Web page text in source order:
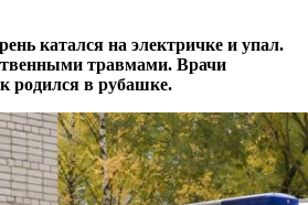
катался на электричке и упал.
травмами. Врачи
родился в рубашке.